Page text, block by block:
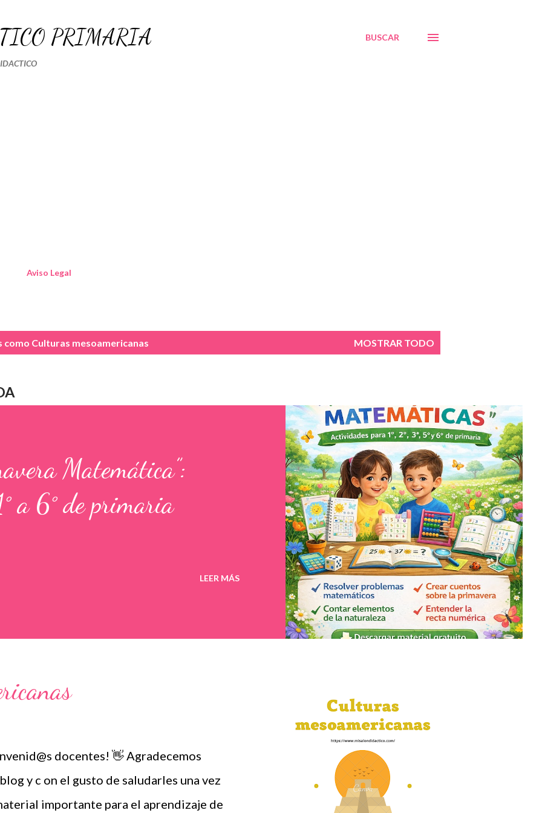
PRIMARIA BUSCAR
Aviso Legal
como Culturas mesoamericanas MOSTRAR TODO
Matemática”:
a 6° de primaria
LEER MÁS
docentes! 👋 Agradecemos
y c on el gusto de saludarles una vez
importante para el aprendizaje de